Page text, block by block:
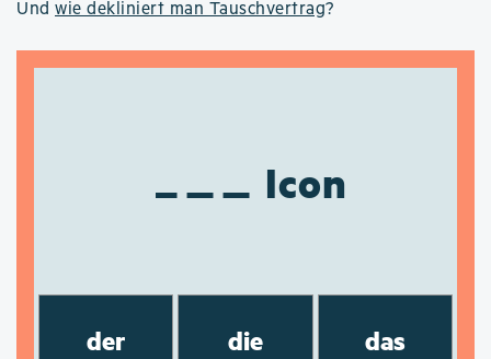
Und wie dekliniert man Tauschvertrag?
Icon
der die das